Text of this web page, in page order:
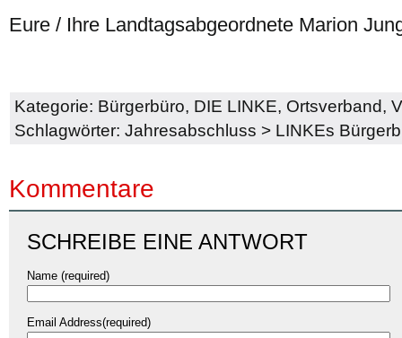
Eure / Ihre Landtagsabgeordnete Marion
Kategorie: Bürgerbüro, DIE LINKE, Ortsverband,
Schlagwörter: Jahresabschluss > LINKEs
Kommentare
SCHREIBE EINE ANTWORT
Name (required)
Email Address(required)